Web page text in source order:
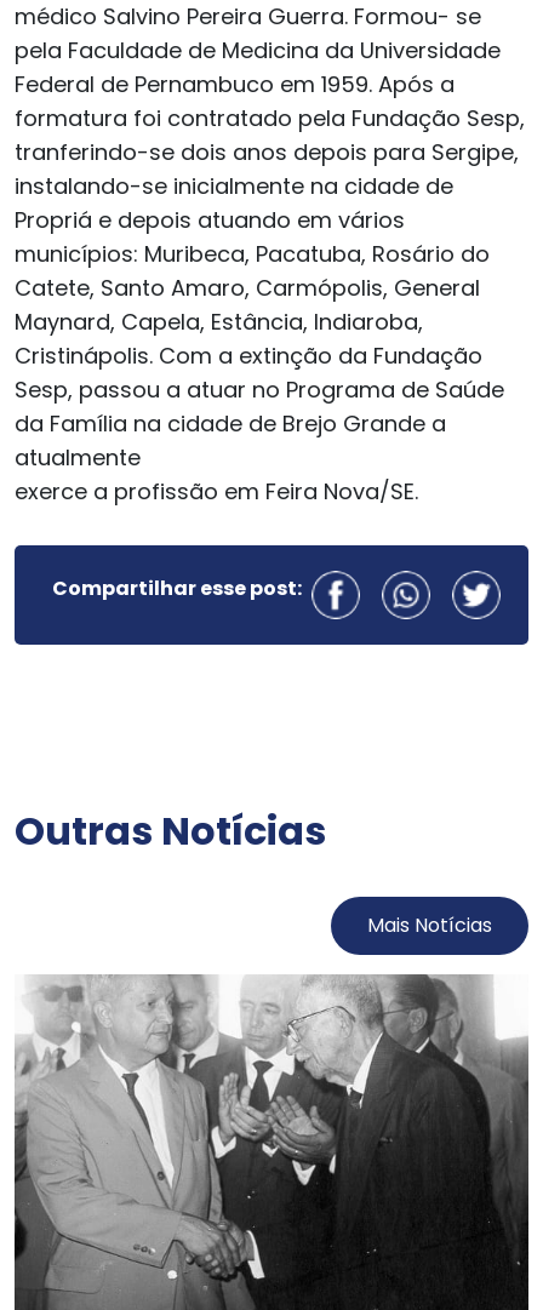
médico Salvino Pereira Guerra. Formou- se
pela Faculdade de Medicina da Universidade
Federal de Pernambuco em 1959. Após a
formatura foi contratado pela Fundação Sesp,
tranferindo-se dois anos depois para Sergipe,
instalando-se inicialmente na cidade de
Propriá e depois atuando em vários
municípios: Muribeca, Pacatuba, Rosário do
Catete, Santo Amaro, Carmópolis, General
Maynard, Capela, Estância, Indiaroba,
Cristinápolis. Com a extinção da Fundação
Sesp, passou a atuar no Programa de Saúde
da Família na cidade de Brejo Grande a
atualmente
exerce a profissão em Feira Nova/SE.
Compartilhar esse post:
Outras Notícias
Mais Notícias